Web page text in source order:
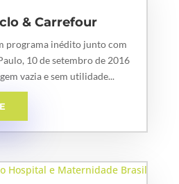
& Carrefour
programa inédito junto com
10 de setembro de 2016
vazia e sem utilidade...